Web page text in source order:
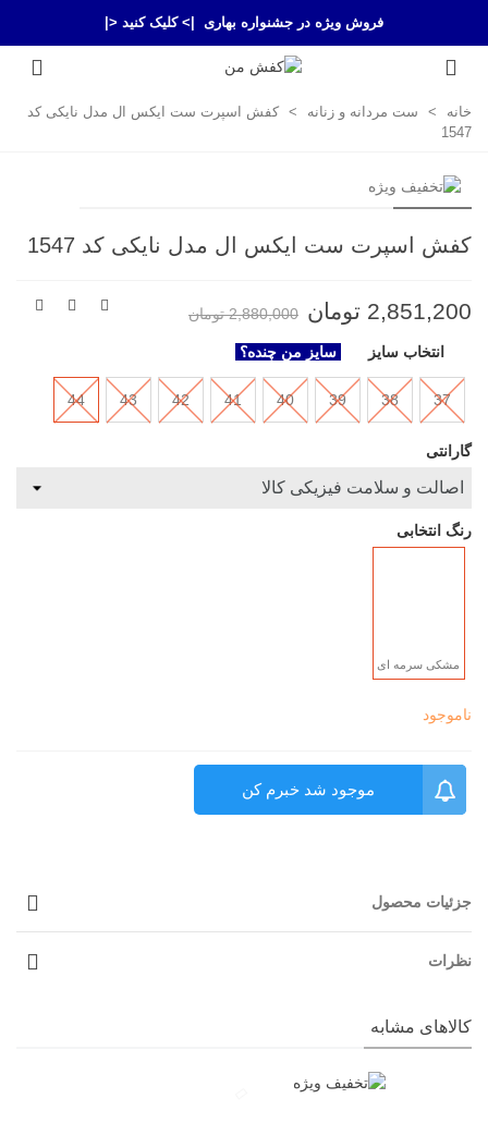
فروش ویژه در جشنواره بهاری |> کلیک کنید <|
خانه > ست مردانه و زنانه > کفش اسپرت ست ایکس ال مدل نایکی کد
1547
کفش اسپرت ست ایکس ال مدل نایکی کد 1547
2,851,200 تومان 2,880,000 تومان
سایز من چنده؟ انتخاب سایز
37
38
39
40
41
42
43
44
گارانتی
رنگ انتخابی
مشکی سرمه ای
ناموجود
موجود شد خبرم کن
جزئیات محصول
نظرات
کالاهای مشابه